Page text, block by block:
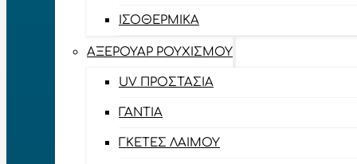
ΙΣΟΘΕΡΜΙΚΆ
ΑΞΕΡΟΥΆΡ ΡΟΥΧΙΣΜΟΎ
UV ΠΡΟΣΤΑΣΊΑ
ΓΆΝΤΙΑ
ΓΚΈΤΕΣ ΛΑΊΜΟΥ